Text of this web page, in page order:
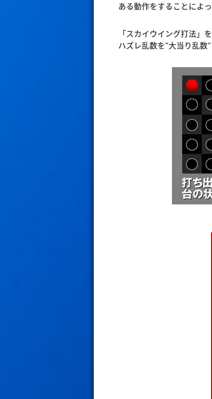
ある動作をすることによ
「スカイウイング打法」
ハズレ乱数を"大当り乱数